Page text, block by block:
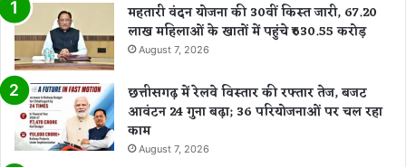
महतारी वंदन योजना की 30वीं किस्त जारी, 67.20
लाख महिलाओं के खातों में पहुंचे ₹630.55 करोड़
August 7, 2026
छत्तीसगढ़ में रेलवे विस्तार की रफ्तार तेज, बजट
आवंटन 24 गुना बढ़ा; 36 परियोजनाओं पर चल रहा
काम
August 7, 2026